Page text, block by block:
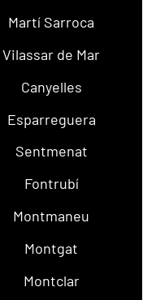
Martí Sarroca
Vilassar de Mar
Canyelles
Esparreguera
Sentmenat
Fontrubí
Montmaneu
Montgat
Montclar